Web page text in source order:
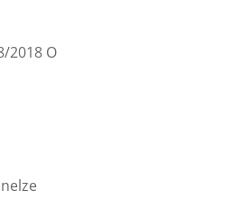
2018 O